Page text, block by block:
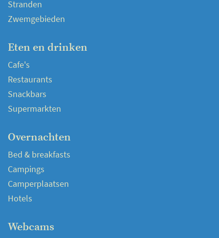
Stranden
Zwemgebieden
Eten en drinken
Cafe's
Restaurants
Snackbars
Supermarkten
Overnachten
Bed & breakfasts
Campings
Camperplaatsen
Hotels
Webcams